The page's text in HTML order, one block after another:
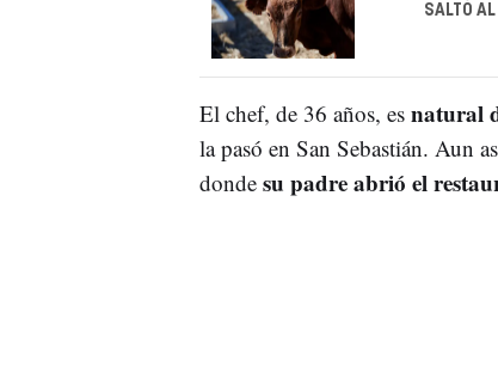
SALTÓ
El chef, de 36 años, es natural
la pasó en San Sebastián. Aun
donde su padre abrió el